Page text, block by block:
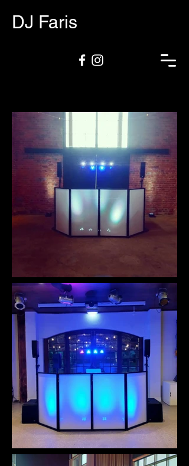
DJ Faris